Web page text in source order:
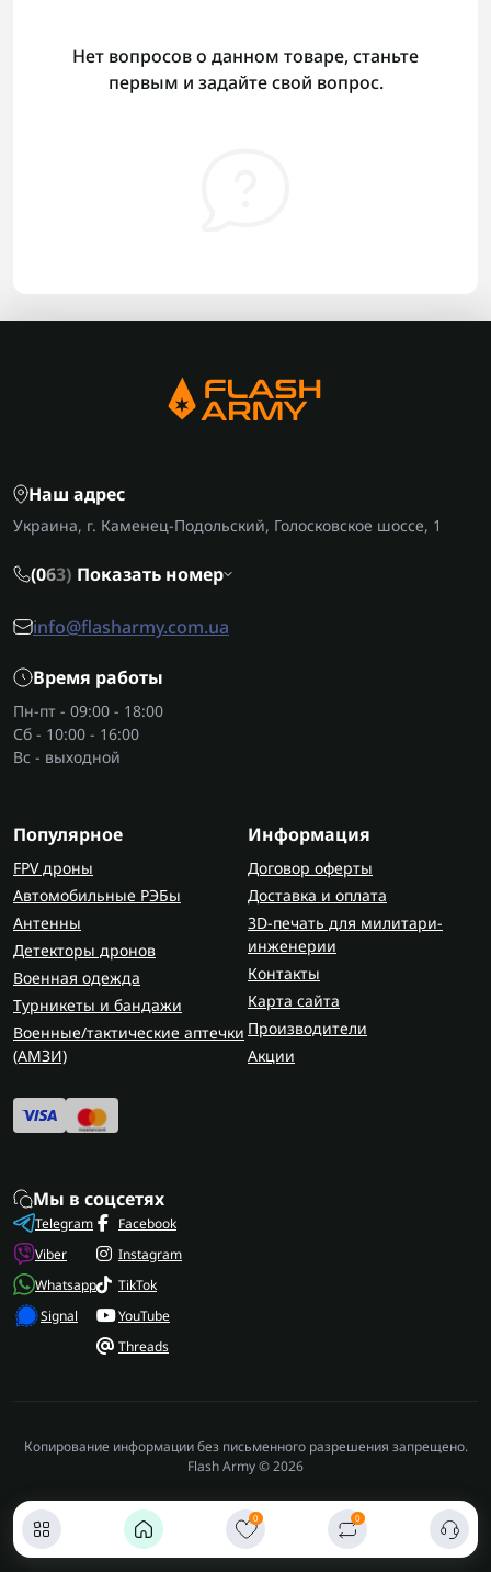
0 0
Нет вопросов о данном товаре, станьте
первым и задайте свой вопрос.
Наш адрес
Украина, г. Каменец-Подольский, Голосковское шоссе, 1
(063) Показать номер
info@flasharmy.com.ua
Время работы
Пн-пт - 09:00 - 18:00
Сб - 10:00 - 16:00
Вс - выходной
Популярное
FPV дроны
Автомобильные РЭБы
Антенны
Детекторы дронов
Военная одежда
Турникеты и бандажи
Военные/тактические аптечки
(AMЗИ)
Информация
Договор оферты
Доставка и оплата
3D-печать для милитари-
инженерии
Контакты
Карта сайта
Производители
Акции
Мы в соцсетях
Telegram
Viber
Whatsapp
Signal
Facebook
Instagram
TikTok
YouTube
Threads
Копирование информации без письменного разрешения запрещено.
Flash Army © 2026